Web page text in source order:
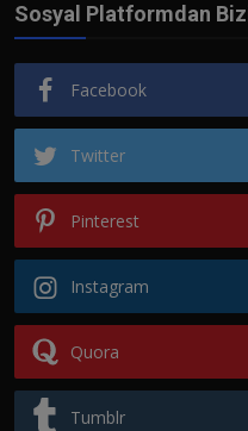
Sosyal Platformdan
Facebook
Twitter
Pinterest
Instagram
Quora
Tumblr